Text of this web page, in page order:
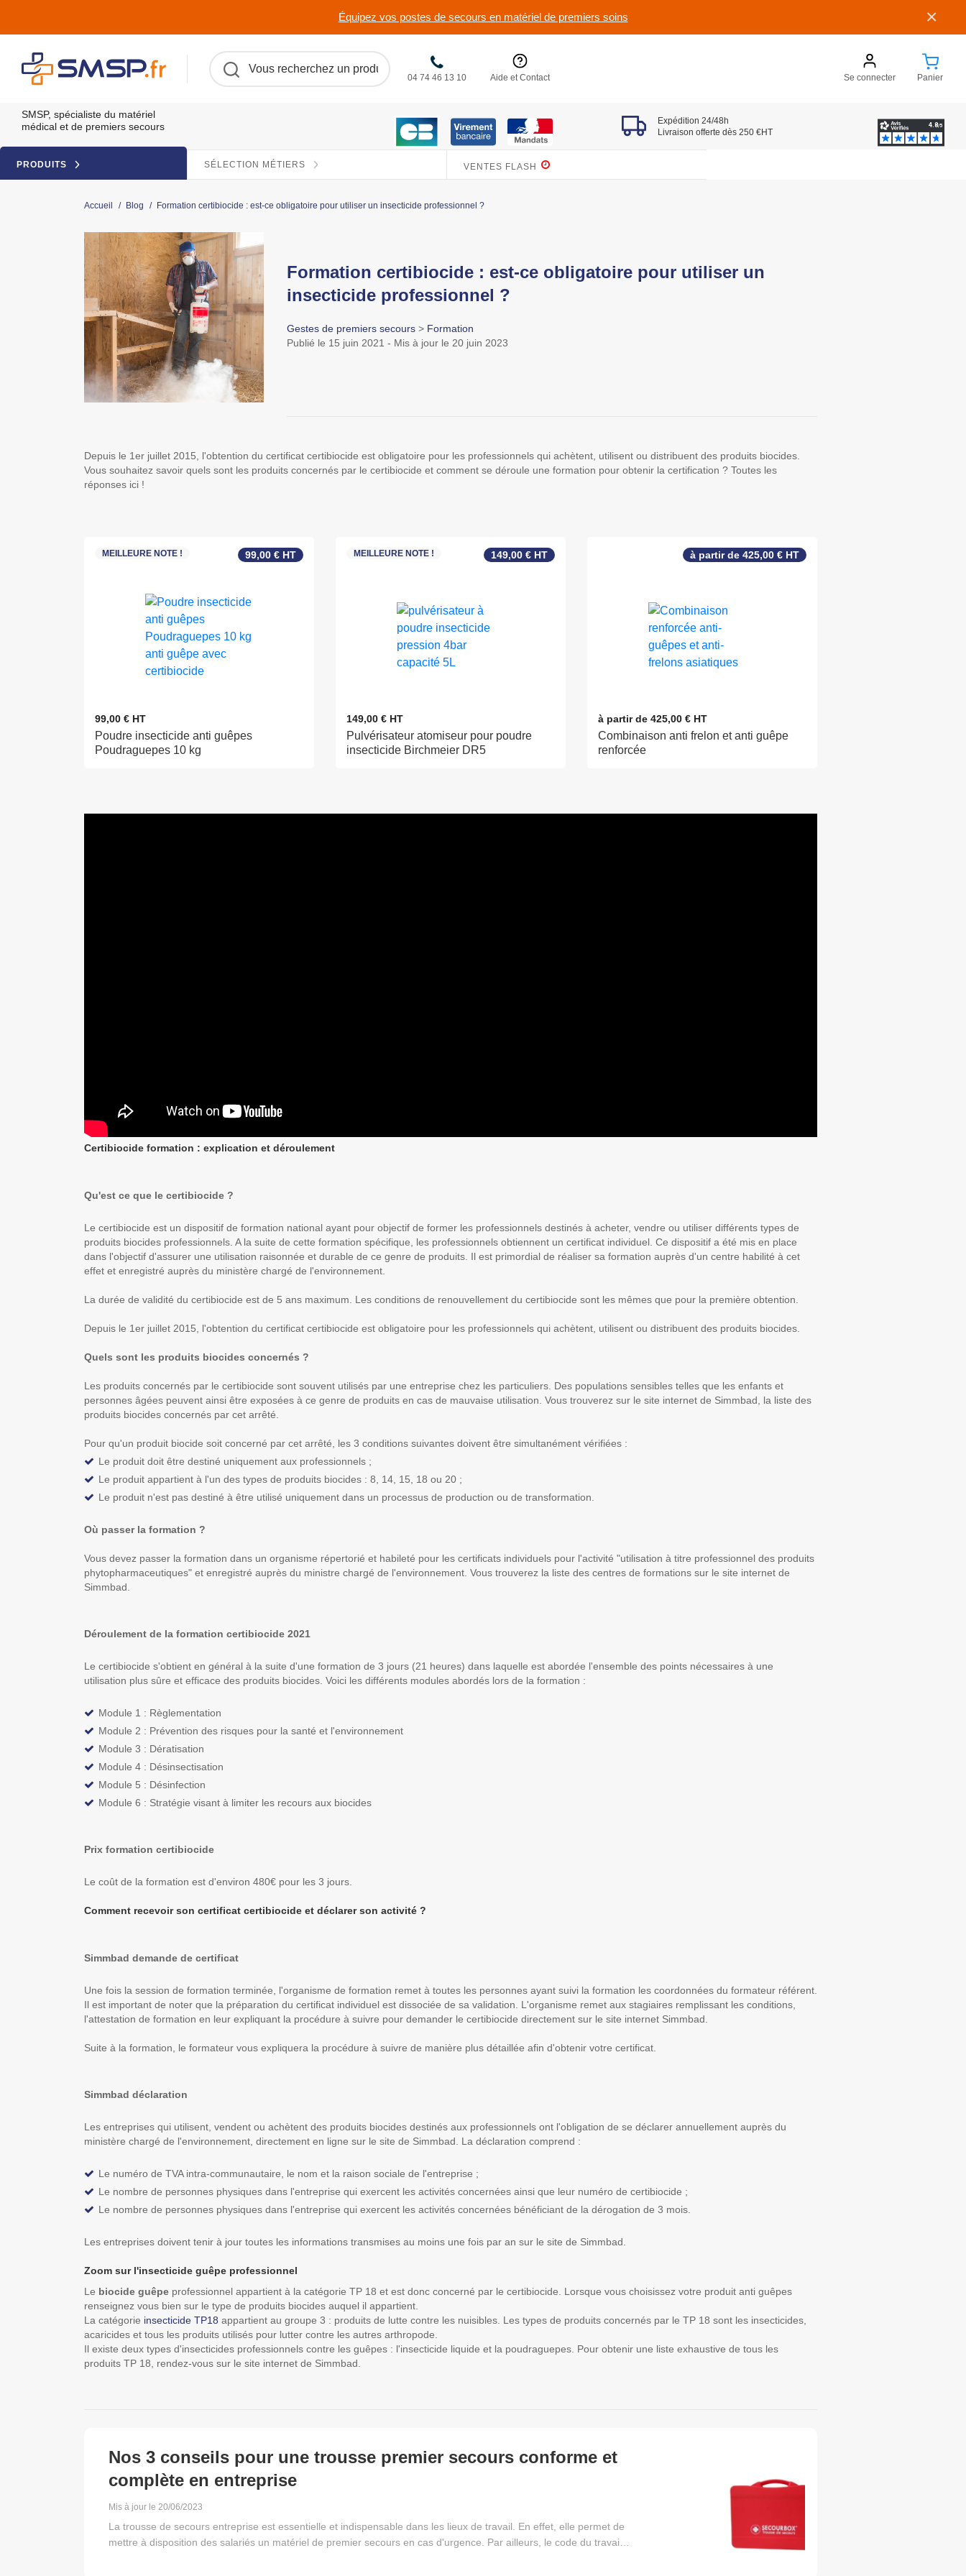
Équipez vos postes de secours en matériel de premiers soins ×
04 74 46 13 10 Aide et Contact Se connecter Panier
SMSP, spécialiste du matériel
médical et de premiers secours
Expédition 24/48h
Livraison offerte dès 250 €HT
PRODUITS SÉLECTION MÉTIERS VENTES FLASH
Accueil / Blog / Formation certibiocide : est-ce obligatoire pour utiliser un insecticide professionnel ?
Formation certibiocide : est-ce obligatoire pour utiliser un
insecticide professionnel ?
Gestes de premiers secours > Formation
Publié le 15 juin 2021 - Mis à jour le 20 juin 2023
Depuis le 1er juillet 2015, l'obtention du certificat certibiocide est obligatoire pour les professionnels qui achètent, utilisent ou distribuent des produits biocides.
Vous souhaitez savoir quels sont les produits concernés par le certibiocide et comment se déroule une formation pour obtenir la certification ? Toutes les
réponses ici !
MEILLEURE NOTE ! 99,00 € HT
99,00 € HT
Poudre insecticide anti guêpes
Poudraguepes 10 kg
MEILLEURE NOTE ! 149,00 € HT
149,00 € HT
Pulvérisateur atomiseur pour poudre
insecticide Birchmeier DR5
à partir de 425,00 € HT
à partir de 425,00 € HT
Combinaison anti frelon et anti guêpe
renforcée
Certibiocide formation : explication et déroulement
Qu'est ce que le certibiocide ?
Le certibiocide est un dispositif de formation national ayant pour objectif de former les professionnels destinés à acheter, vendre ou utiliser différents types de
produits biocides professionnels. A la suite de cette formation spécifique, les professionnels obtiennent un certificat individuel. Ce dispositif a été mis en place
dans l'objectif d'assurer une utilisation raisonnée et durable de ce genre de produits. Il est primordial de réaliser sa formation auprès d'un centre habilité à cet
effet et enregistré auprès du ministère chargé de l'environnement.
La durée de validité du certibiocide est de 5 ans maximum. Les conditions de renouvellement du certibiocide sont les mêmes que pour la première obtention.
Depuis le 1er juillet 2015, l'obtention du certificat certibiocide est obligatoire pour les professionnels qui achètent, utilisent ou distribuent des produits biocides.
Quels sont les produits biocides concernés ?
Les produits concernés par le certibiocide sont souvent utilisés par une entreprise chez les particuliers. Des populations sensibles telles que les enfants et
personnes âgées peuvent ainsi être exposées à ce genre de produits en cas de mauvaise utilisation. Vous trouverez sur le site internet de Simmbad, la liste des
produits biocides concernés par cet arrêté.
Pour qu'un produit biocide soit concerné par cet arrêté, les 3 conditions suivantes doivent être simultanément vérifiées :
Le produit doit être destiné uniquement aux professionnels ;
Le produit appartient à l'un des types de produits biocides : 8, 14, 15, 18 ou 20 ;
Le produit n'est pas destiné à être utilisé uniquement dans un processus de production ou de transformation.
Où passer la formation ?
Vous devez passer la formation dans un organisme répertorié et habileté pour les certificats individuels pour l'activité "utilisation à titre professionnel des produits
phytopharmaceutiques" et enregistré auprès du ministre chargé de l'environnement. Vous trouverez la liste des centres de formations sur le site internet de
Simmbad.
Déroulement de la formation certibiocide 2021
Le certibiocide s'obtient en général à la suite d'une formation de 3 jours (21 heures) dans laquelle est abordée l'ensemble des points nécessaires à une
utilisation plus sûre et efficace des produits biocides. Voici les différents modules abordés lors de la formation :
Module 1 : Règlementation
Module 2 : Prévention des risques pour la santé et l'environnement
Module 3 : Dératisation
Module 4 : Désinsectisation
Module 5 : Désinfection
Module 6 : Stratégie visant à limiter les recours aux biocides
Prix formation certibiocide
Le coût de la formation est d'environ 480€ pour les 3 jours.
Comment recevoir son certificat certibiocide et déclarer son activité ?
Simmbad demande de certificat
Une fois la session de formation terminée, l'organisme de formation remet à toutes les personnes ayant suivi la formation les coordonnées du formateur référent.
Il est important de noter que la préparation du certificat individuel est dissociée de sa validation. L'organisme remet aux stagiaires remplissant les conditions,
l'attestation de formation en leur expliquant la procédure à suivre pour demander le certibiocide directement sur le site internet Simmbad.
Suite à la formation, le formateur vous expliquera la procédure à suivre de manière plus détaillée afin d'obtenir votre certificat.
Simmbad déclaration
Les entreprises qui utilisent, vendent ou achètent des produits biocides destinés aux professionnels ont l'obligation de se déclarer annuellement auprès du
ministère chargé de l'environnement, directement en ligne sur le site de Simmbad. La déclaration comprend :
Le numéro de TVA intra-communautaire, le nom et la raison sociale de l'entreprise ;
Le nombre de personnes physiques dans l'entreprise qui exercent les activités concernées ainsi que leur numéro de certibiocide ;
Le nombre de personnes physiques dans l'entreprise qui exercent les activités concernées bénéficiant de la dérogation de 3 mois.
Les entreprises doivent tenir à jour toutes les informations transmises au moins une fois par an sur le site de Simmbad.
Zoom sur l'insecticide guêpe professionnel
Le biocide guêpe professionnel appartient à la catégorie TP 18 et est donc concerné par le certibiocide. Lorsque vous choisissez votre produit anti guêpes
renseignez vous bien sur le type de produits biocides auquel il appartient.
La catégorie insecticide TP18 appartient au groupe 3 : produits de lutte contre les nuisibles. Les types de produits concernés par le TP 18 sont les insecticides,
acaricides et tous les produits utilisés pour lutter contre les autres arthropode.
Il existe deux types d'insecticides professionnels contre les guêpes : l'insecticide liquide et la poudraguepes. Pour obtenir une liste exhaustive de tous les
produits TP 18, rendez-vous sur le site internet de Simmbad.
Nos 3 conseils pour une trousse premier secours conforme et
complète en entreprise
Mis à jour le 20/06/2023
La trousse de secours entreprise est essentielle et indispensable dans les lieux de travail. En effet, elle permet de
mettre à disposition des salariés un matériel de premier secours en cas d'urgence. Par ailleurs, le code du travail